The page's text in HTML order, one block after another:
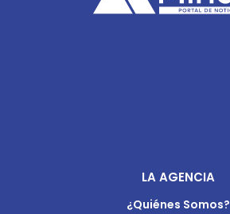
LA AGENCIA
¿Quiénes Somos?